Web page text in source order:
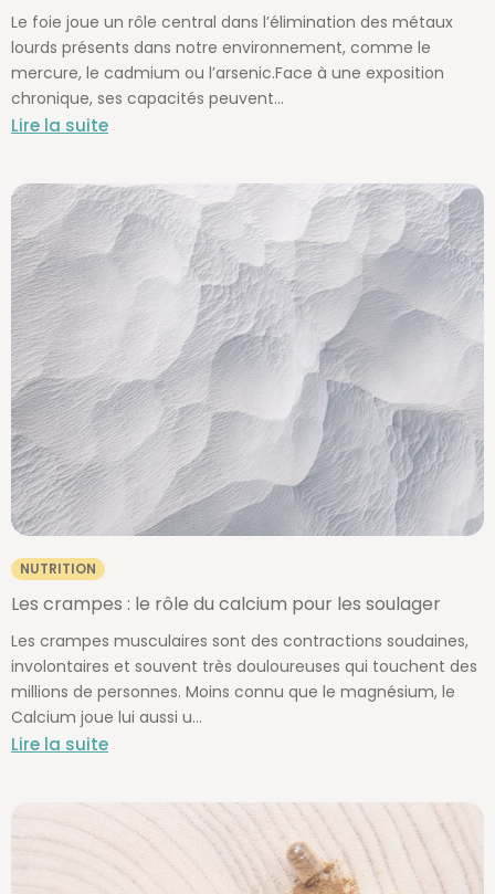
Le foie joue un rôle central dans l’élimination des métaux
lourds présents dans notre environnement, comme le
mercure, le cadmium ou l’arsenic.Face à une exposition
chronique, ses capacités peuvent...
Lire la suite
NUTRITION
Les crampes : le rôle du calcium pour les soulager
Les crampes musculaires sont des contractions soudaines,
involontaires et souvent très douloureuses qui touchent des
millions de personnes. Moins connu que le magnésium, le
Calcium joue lui aussi u...
Lire la suite